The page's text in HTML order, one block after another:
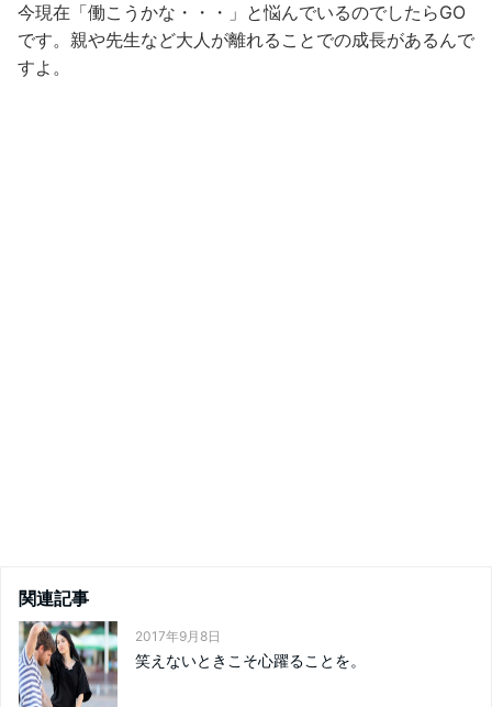
今現在「働こうかな・・・」と悩んでいるのでしたらGO
です。親や先生など大人が離れることでの成長があるんで
すよ。
関連記事
2017年9月8日
笑えないときこそ心躍ることを。